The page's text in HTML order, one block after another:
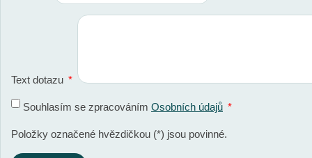
Text dotazu *
Souhlasím se zpracováním Osobních údajů *
Položky označené hvězdičkou (*) jsou povinné.